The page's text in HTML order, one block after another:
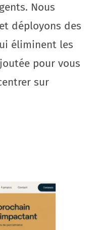
Nous
déployons des
éliminent les
pour vous
sur